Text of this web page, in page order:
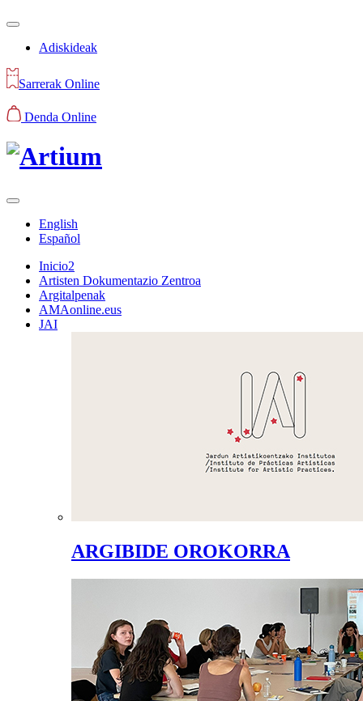
Adiskideak
Sarrerak Online
Denda Online
English
Español
Inicio2
Artisten Dokumentazio Zentroa
Argitalpenak
AMAonline.eus
JAI
ARGIBIDE OROKORRA